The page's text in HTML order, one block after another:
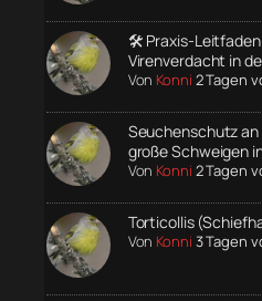
🛠️ Praxis-
Virenverdacht in
Von Konni 2 Tagen
Seuchenschutz an
große Schweigen
Von Konni 2 Tagen
Torticollis
Von Konni 3 Tagen